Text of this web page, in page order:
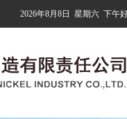
2026年8月8日 星期六 下午